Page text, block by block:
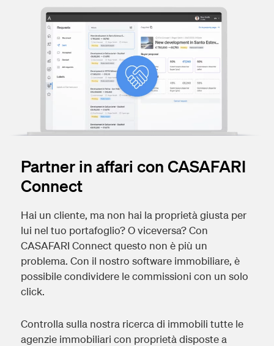
Partner in affari con CASAFARI
Connect
Hai un cliente, ma non hai la proprietà giusta per
lui nel tuo portafoglio? O viceversa? Con
CASAFARI Connect questo non è più un
problema. Con il nostro software immobiliare, è
possibile condividere le commissioni con un solo
click.
Controlla sulla nostra ricerca di immobili tutte le
agenzie immobiliari con proprietà disposte a